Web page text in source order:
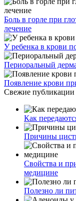
Боль в горле при
лечение
У ребенка в крови
Периоральный
Появление крови
Свежие публикации
Как
Причины
Свойства и
медицине
Полезно ли